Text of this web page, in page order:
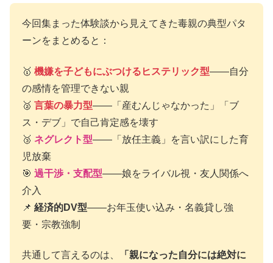
今回集まった体験談から見えてきた毒親の典型パタ
ーンをまとめると：
🥇 機嫌を子どもにぶつけるヒステリック型——自分
の感情を管理できない親
🥈 言葉の暴力型——「産むんじゃなかった」「ブ
ス・デブ」で自己肯定感を壊す
🥉 ネグレクト型——「放任主義」を言い訳にした育
児放棄
🎯 過干渉・支配型——娘をライバル視・友人関係へ
介入
📌 経済的DV型——お年玉使い込み・名義貸し強
要・宗教強制
共通して言えるのは、
「親になった自分には絶対に